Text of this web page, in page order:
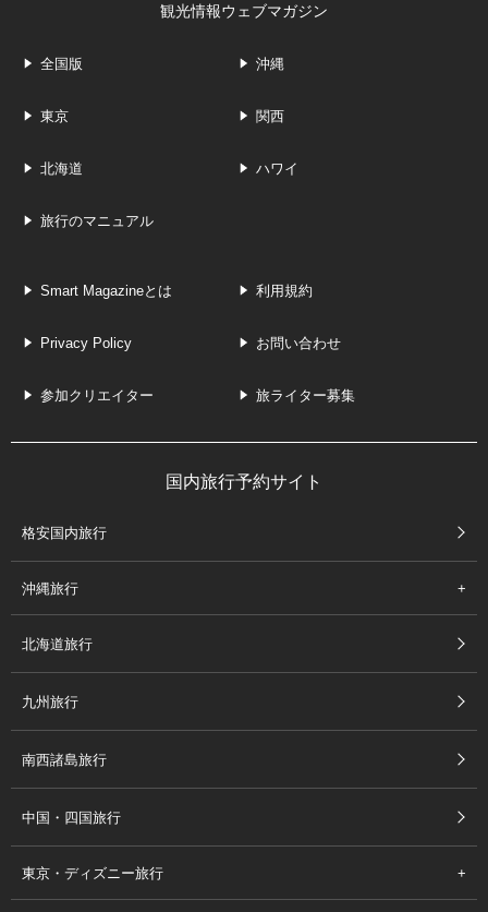
観光情報ウェブマガジン
全国版 沖縄
東京 関西
北海道 ハワイ
旅行のマニュアル
Smart Magazineとは 利用規約
Privacy Policy お問い合わせ
参加クリエイター 旅ライター募集
国内旅行予約サイト
格安国内旅行
沖縄旅行
北海道旅行
九州旅行
南西諸島旅行
中国・四国旅行
東京・ディズニー旅行